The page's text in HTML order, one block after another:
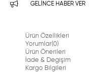
GELINCE HABER VER
Ürün Özellikleri
Yorumlar(0)
Ürün Önerileri
İade & Degişim
Kargo Bilgileri